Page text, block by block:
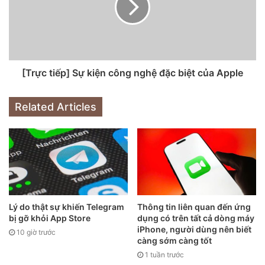
Đoạn video mời sự kiện của Apple trên Youtube cũng có
Apple Watch Series 6, sản phẩm sẽ là tâm điểm trong sự
kiện. Ngoài ra, phân tích dữ liệu metadata trong video trực
tiếp pre-event của Apple chúng ta cũng không thấy từ khóa
iPhone, các tag được nhắc đến là Apple Watch, Series 6,
iPad Air, Fitness và Wellness.
[Trực tiếp] Sự kiện công nghệ đặc biệt của Apple
Related Articles
Lý do thật sự khiến Telegram
bị gỡ khỏi App Store
10 giờ trước
Thông tin liên quan đến ứng
dụng có trên tất cả dòng máy
iPhone, người dùng nên biết
càng sớm càng tốt
1 tuần trước